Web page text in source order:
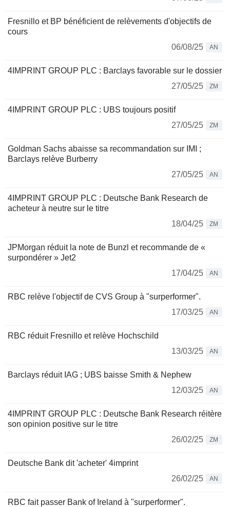
Fresnillo et BP bénéficient de relèvements d'objectifs de
cours
06/08/25
AN
4IMPRINT GROUP PLC : Barclays favorable sur le dossier
27/05/25
ZM
4IMPRINT GROUP PLC : UBS toujours positif
27/05/25
ZM
Goldman Sachs abaisse sa recommandation sur IMI ;
Barclays relève Burberry
27/05/25
AN
4IMPRINT GROUP PLC : Deutsche Bank Research de
acheteur à neutre sur le titre
18/04/25
ZM
JPMorgan réduit la note de Bunzl et recommande de «
surpondérer » Jet2
17/04/25
AN
RBC relève l'objectif de CVS Group à "surperformer".
17/03/25
AN
RBC réduit Fresnillo et relève Hochschild
13/03/25
AN
Barclays réduit IAG ; UBS baisse Smith & Nephew
12/03/25
AN
4IMPRINT GROUP PLC : Deutsche Bank Research réitère
son opinion positive sur le titre
26/02/25
ZM
Deutsche Bank dit 'acheter' 4imprint
26/02/25
AN
RBC fait passer Bank of Ireland à "surperformer".